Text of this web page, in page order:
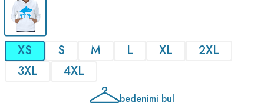
XS S M L XL
2XL
3XL
4XL
bedenimi bul